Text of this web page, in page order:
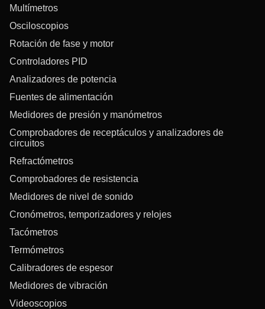
Multímetros
Osciloscopios
Rotación de fase y motor
Controladores PID
Analizadores de potencia
Fuentes de alimentación
Medidores de presión y manómetros
Comprobadores de receptáculos y analizadores de
circuitos
Refractómetros
Comprobadores de resistencia
Medidores de nivel de sonido
Cronómetros, temporizadores y relojes
Tacómetros
Termómetros
Calibradores de espesor
Medidores de vibración
Videoscopios